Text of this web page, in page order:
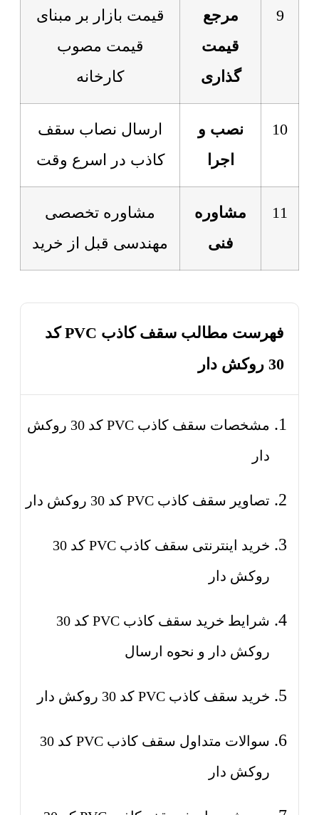
9
مرجع
قیمت
گذاری
قیمت بازار بر مبنای
قیمت مصوب
کارخانه
10
نصب و
اجرا
ارسال نصاب سقف
کاذب در اسرع وقت
11
مشاوره
فنی
مشاوره تخصصی
مهندسی قبل از خرید
فهرست مطالب سقف کاذب PVC کد
30 روکش دار
مشخصات سقف کاذب PVC کد 30 روکش
دار
تصاویر سقف کاذب PVC کد 30 روکش دار
خرید اینترنتی سقف کاذب PVC کد 30
روکش دار
شرایط خرید سقف کاذب PVC کد 30
روکش دار و نحوه ارسال
خرید سقف کاذب PVC کد 30 روکش دار
سوالات متداول سقف کاذب PVC کد 30
روکش دار